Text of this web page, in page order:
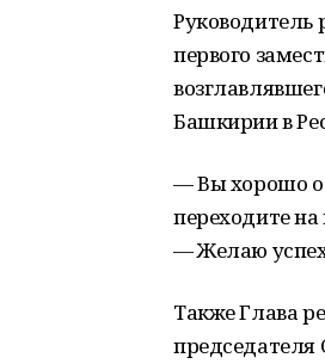
Руководитель
первого
Башкирии в
— Вы хорошо
переходите
— Желаю
Также Глава
председателя